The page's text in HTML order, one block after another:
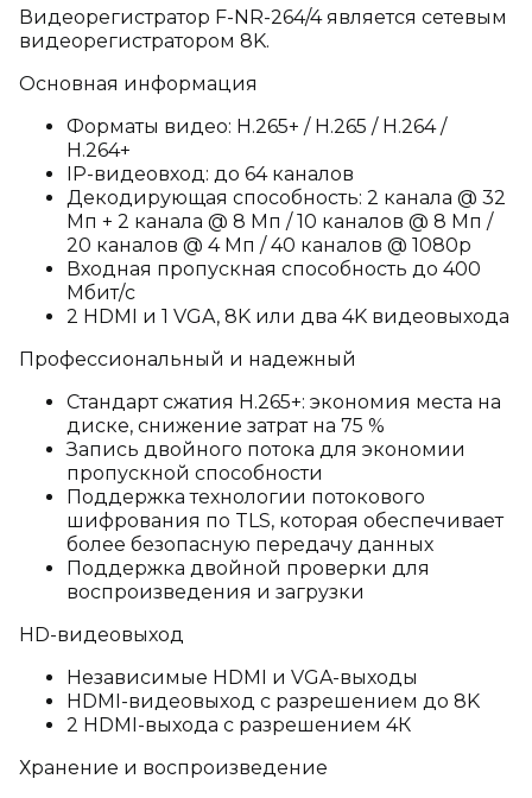
Видеорегистратор F-NR-264/4 является сетевым
видеорегистратором 8K.
Основная информация
Форматы видео: H.265+ / H.265 / H.264 /
H.264+
IP-видеовход: до 64 каналов
Декодирующая способность: 2 канала @ 32
Мп + 2 канала @ 8 Мп / 10 каналов @ 8 Мп /
20 каналов @ 4 Мп / 40 каналов @ 1080p
Входная пропускная способность до 400
Мбит/с
2 HDMI и 1 VGA, 8K или два 4K видеовыхода
Профессиональный и надежный
Стандарт сжатия H.265+: экономия места на
диске, снижение затрат на 75 %
Запись двойного потока для экономии
пропускной способности
Поддержка технологии потокового
шифрования по TLS, которая обеспечивает
более безопасную передачу данных
Поддержка двойной проверки для
воспроизведения и загрузки
HD-видеовыход
Независимые HDMI и VGA-выходы
HDMI-видеовыход с разрешением до 8K
2 HDMI-выхода с разрешением 4К
Хранение и воспроизведение